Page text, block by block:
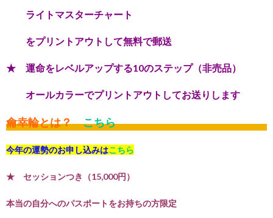
ライトマスターチャート
をプリントアウトして無料で郵送
★ 運命をレベルアップする10のステップ（非売品）
オールカラーでプリントアウトしてお送りします
龠幸輪とは？ こちら
今年の運勢のお申し込みはこちら
★ セッションつき（15,000円）
本当の自分へのパスポートをお持ちの方限定